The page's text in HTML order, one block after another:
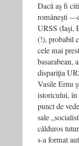
Dacă aş fi
româneşti
URSS (Iaşi,
(!), probabil
cele mai
basarabean,
dispariţia
Vasile Ernu
istoricului, în
punct de
sale
călduros
s-a format